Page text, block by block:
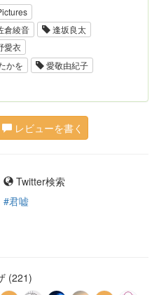
倉綾音
逢坂良太
愛衣
かを
愛敬由紀子
レビューを書く
Twitter検索
#君嘘
(221)